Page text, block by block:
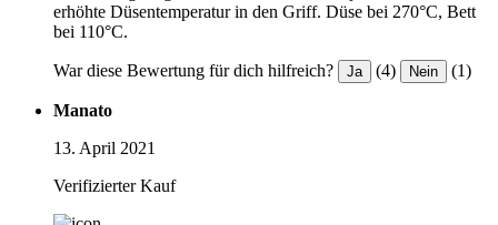
erhöhte Düsentemperatur in den Griff. Düse bei 270°C, Bett
bei 110°C.
War diese Bewertung für dich hilfreich? Ja (4) Nein (1)
Manato
13. April 2021
Verifizierter Kauf